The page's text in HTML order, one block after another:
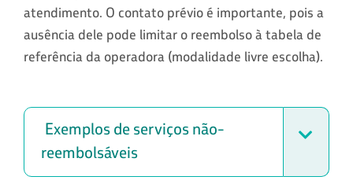
atendimento. O contato prévio é importante, pois a
ausência dele pode limitar o reembolso à tabela de
referência da operadora (modalidade livre escolha).
Exemplos de serviços não-
reembolsáveis